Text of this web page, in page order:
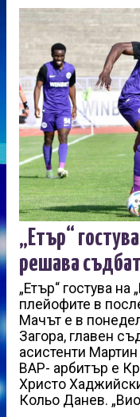
„Етър“
решава
„Етър“ гостува
плейофите в
Мачът е в
Загора, главен
асистенти
ВАР- арбитър е
Христо
Кольо Данев.